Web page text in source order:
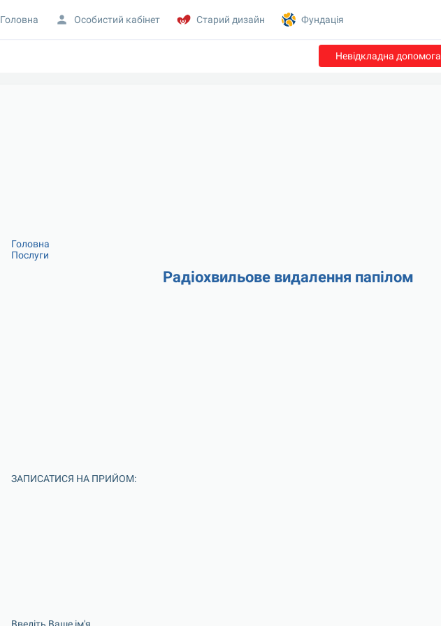
Невідкладна допомога
Головна
Послуги
Радіохвильове видалення папілом
ЗАПИСАТИСЯ НА ПРИЙОМ:
Головна Особистий кабінет Старий дизайн Фундація